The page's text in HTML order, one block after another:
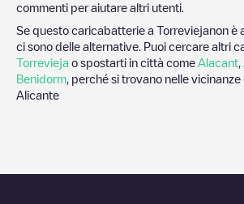
commenti per aiutare altri utenti.
Se questo caricabatterie a Torreviejanon è
ci sono delle alternative. Puoi cercare altri
Torrevieja o spostarti in città come Alacant
Benidorm , perché si trovano nelle
Alicante